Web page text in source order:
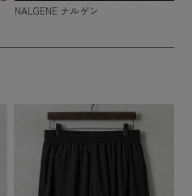
NALGENE ナルゲン